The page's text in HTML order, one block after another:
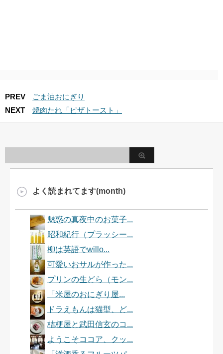
PREV
ごま油おにぎり
NEXT
焼肉たれ「ピザトースト」
よく読まれてます(month)
魅惑の真夜中のお菓子...
昭和紀行（プラッシー...
柳は英語でwillo...
可愛いおサルが作った...
プリンの生どら（モン...
「米屋のおにぎり屋...
ドラえもんは猫型、ど...
桔梗屋と武田信玄のコ...
ようこそココア、クッ...